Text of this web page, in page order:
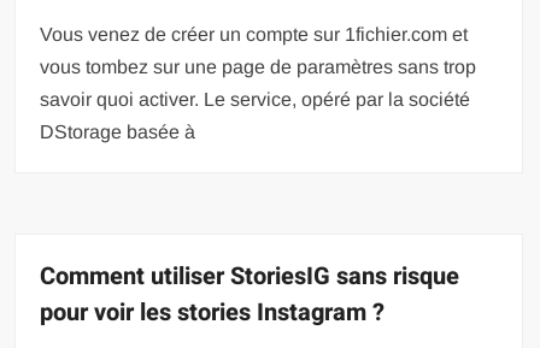
Vous venez de créer un compte sur 1fichier.com et
vous tombez sur une page de paramètres sans trop
savoir quoi activer. Le service, opéré par la société
DStorage basée à
Comment utiliser StoriesIG sans risque
pour voir les stories Instagram ?